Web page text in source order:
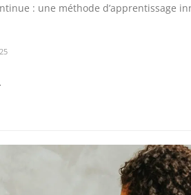
: une méthode d’apprentissage